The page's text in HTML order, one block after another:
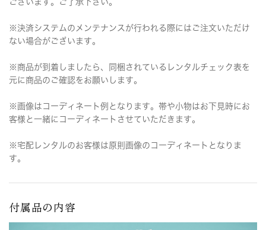
ございます。ご了承下さい。
※決済システムのメンテナンスが行われる際にはご注文いただけ
ない場合がございます。
※商品が到着しましたら、同梱されているレンタルチェック表を
元に商品のご確認をお願いします。
※画像はコーディネート例となります。帯や小物はお下見時にお
客様と一緒にコーディネートさせていただきます。
※宅配レンタルのお客様は原則画像のコーディネートとなりま
す。
付属品の内容